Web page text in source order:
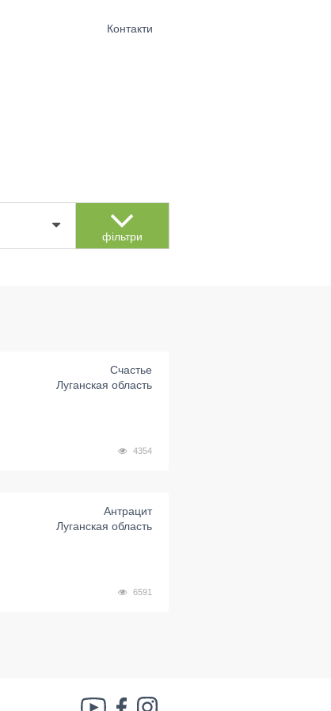
Контакти
фільтри
Счастье
Луганская область
4354
Антрацит
Луганская область
6591